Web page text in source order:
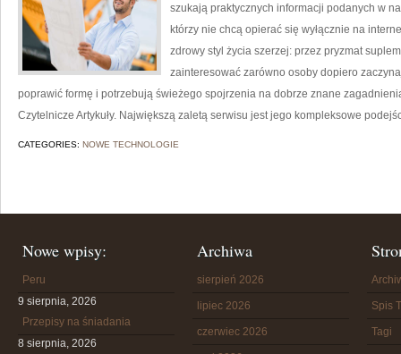
szukają praktycznych informacji podanych w
którzy nie chcą opierać się wyłącznie na
zdrowy styl życia szerzej: przez pryzmat
zainteresować zarówno osoby dopiero
poprawić formę i potrzebują świeżego spojrzenia na dobrze znane
Czytelnicze Artykuły. Największą zaletą serwisu jest jego kompleksowe
CATEGORIES: NOWE TECHNOLOGIE
Nowe wpisy:
Peru
9 sierpnia, 2026
Przepisy na śniadania
8 sierpnia, 2026
Archiwa
sierpień 2026
lipiec 2026
czerwiec 2026
Spis
Tagi